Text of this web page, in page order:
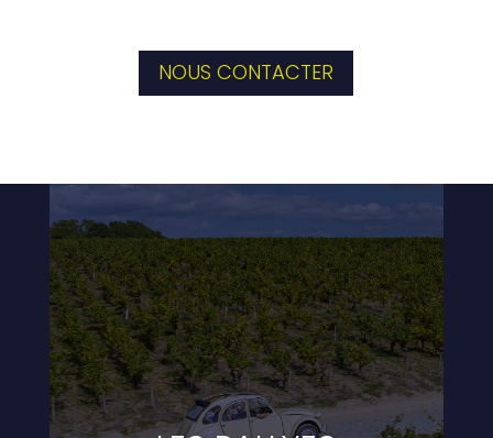
NOUS CONTACTER